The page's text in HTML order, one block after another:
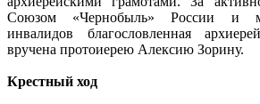
Союзом «Чернобыль» России и
инвалидов благословленная
вручена протоиерею Алексию Зорину.
Крестный ход